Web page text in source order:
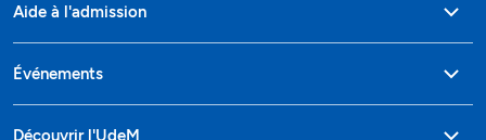
Aide à l'admission
Événements
Découvrir l'UdeM